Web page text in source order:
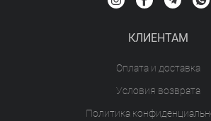
КЛИЕНТАМ
Оплата и доставка
Условия возврата
Политика